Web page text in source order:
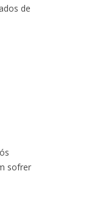
de
sofrer